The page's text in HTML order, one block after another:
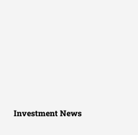
Investment News